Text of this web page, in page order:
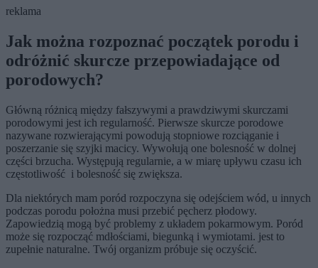
reklama
Jak można rozpoznać początek porodu i
odróżnić skurcze przepowiadające od
porodowych?
Główną różnicą między fałszywymi a prawdziwymi skurczami
porodowymi jest ich regularność. Pierwsze skurcze porodowe
nazywane rozwierającymi powodują stopniowe rozciąganie i
poszerzanie się szyjki macicy. Wywołują one bolesność w dolnej
części brzucha. Występują regularnie, a w miarę upływu czasu ich
częstotliwość i bolesność się zwiększa.
Dla niektórych mam poród rozpoczyna się odejściem wód, u innych
podczas porodu położna musi przebić pęcherz płodowy.
Zapowiedzią mogą być problemy z układem pokarmowym. Poród
może się rozpocząć mdłościami, biegunką i wymiotami. jest to
zupełnie naturalne. Twój organizm próbuje się oczyścić.